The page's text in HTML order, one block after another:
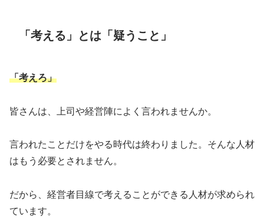
「考える」とは「疑うこと」
「考えろ」
皆さんは、上司や経営陣によく言われませんか。
言われたことだけをやる時代は終わりました。そんな人材
はもう必要とされません。
だから、経営者目線で考えることができる人材が求められ
ています。